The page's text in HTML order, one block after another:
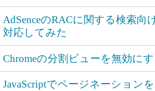
AdSenceのRACに関する検索向
対応してみた
Chromeの分割ビューを無効に
JavaScriptでページネーション